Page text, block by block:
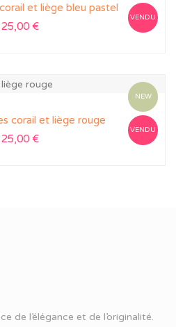
VENDU
et liège bleu pastel
25,00 €
NEW
VENDU
corail et liège rouge
25,00 €
de l’élégance et de l’originalité.